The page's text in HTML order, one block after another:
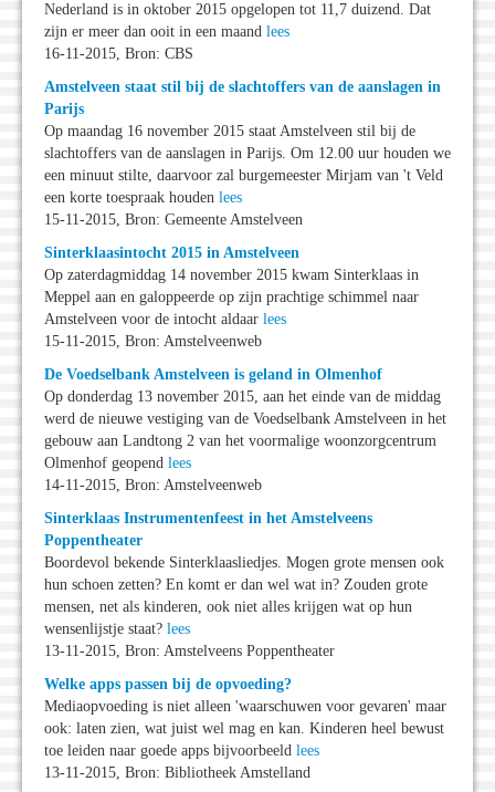
Nederland is in oktober 2015 opgelopen tot 11,7 duizend. Dat
zijn er meer dan ooit in een maand lees
16-11-2015, Bron: CBS
Amstelveen staat stil bij de slachtoffers van de aanslagen in
Parijs
Op maandag 16 november 2015 staat Amstelveen stil bij de
slachtoffers van de aanslagen in Parijs. Om 12.00 uur houden we
een minuut stilte, daarvoor zal burgemeester Mirjam van 't Veld
een korte toespraak houden lees
15-11-2015, Bron: Gemeente Amstelveen
Sinterklaasintocht 2015 in Amstelveen
Op zaterdagmiddag 14 november 2015 kwam Sinterklaas in
Meppel aan en galoppeerde op zijn prachtige schimmel naar
Amstelveen voor de intocht aldaar lees
15-11-2015, Bron: Amstelveenweb
De Voedselbank Amstelveen is geland in Olmenhof
Op donderdag 13 november 2015, aan het einde van de middag
werd de nieuwe vestiging van de Voedselbank Amstelveen in het
gebouw aan Landtong 2 van het voormalige woonzorgcentrum
Olmenhof geopend lees
14-11-2015, Bron: Amstelveenweb
Sinterklaas Instrumentenfeest in het Amstelveens
Poppentheater
Boordevol bekende Sinterklaasliedjes. Mogen grote mensen ook
hun schoen zetten? En komt er dan wel wat in? Zouden grote
mensen, net als kinderen, ook niet alles krijgen wat op hun
wensenlijstje staat? lees
13-11-2015, Bron: Amstelveens Poppentheater
Welke apps passen bij de opvoeding?
Mediaopvoeding is niet alleen 'waarschuwen voor gevaren' maar
ook: laten zien, wat juist wel mag en kan. Kinderen heel bewust
toe leiden naar goede apps bijvoorbeeld lees
13-11-2015, Bron: Bibliotheek Amstelland